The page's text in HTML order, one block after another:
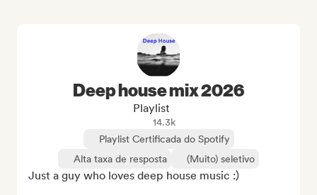
Deep house mix 2026
Playlist
14.3k
Playlist Certificada do Spotify
Alta taxa de resposta
(Muito) seletivo
Just a guy who loves deep house music :)